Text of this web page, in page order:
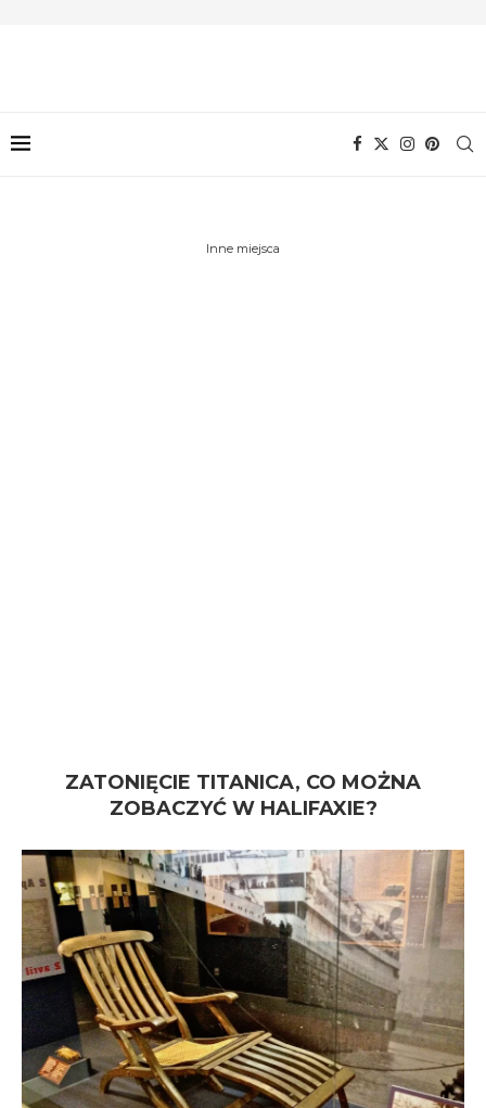
Inne miejsca
ZATONIĘCIE TITANICA, CO MOŻNA
ZOBACZYĆ W HALIFAXIE?